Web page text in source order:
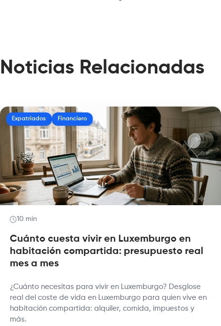
Noticias Relacionadas
Expatriados Financiero
10 min
Cuánto cuesta vivir en Luxemburgo en
habitación compartida: presupuesto real
mes a mes
¿Cuánto necesitas para vivir en Luxemburgo? Desglose
real del coste de vida en Luxemburgo para quien vive en
habitación compartida: alquiler, comida, impuestos y
más.